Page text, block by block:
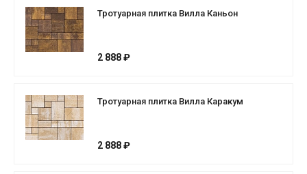
Тротуарная плитка Вилла Каньон
2 888 ₽
Тротуарная плитка Вилла Каракум
2 888 ₽